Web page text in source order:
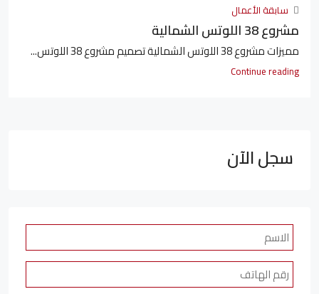
سابقة الأعمال
مشروع 38 اللوتس الشمالية
مميزات مشروع 38 اللوتس الشمالية تصميم مشروع 38 اللوتس...
Continue reading
سجل الآن